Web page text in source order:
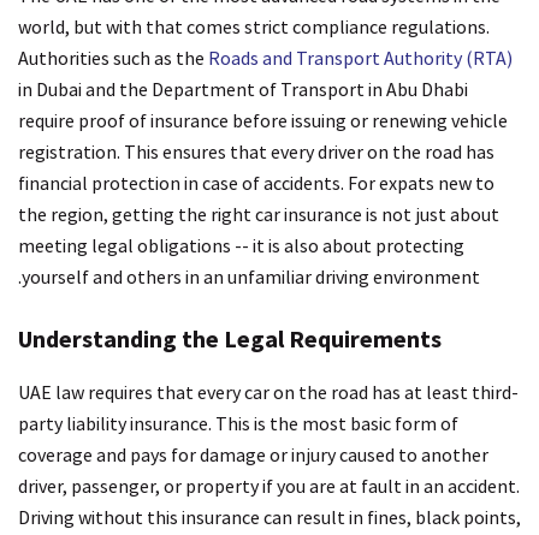
world, but with that comes strict compliance regulations.
Authorities such as the Roads and Transport Authority (RTA)
in Dubai and the Department of Transport in Abu Dhabi
require proof of insurance before issuing or renewing vehicle
registration. This ensures that every driver on the road has
financial protection in case of accidents. For expats new to
the region, getting the right car insurance is not just about
meeting legal obligations -- it is also about protecting
yourself and others in an unfamiliar driving environment.
Understanding the Legal Requirements
UAE law requires that every car on the road has at least third-
party liability insurance. This is the most basic form of
coverage and pays for damage or injury caused to another
driver, passenger, or property if you are at fault in an accident.
Driving without this insurance can result in fines, black points,